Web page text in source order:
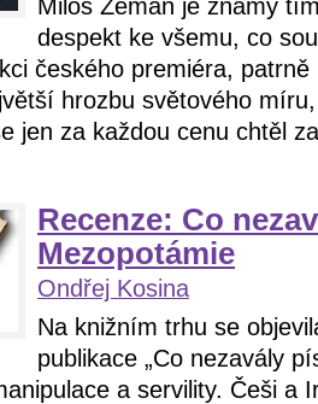
Miloš Zeman je známý
despekt ke všemu, co
českého premiéra,
hrozbu světového
jen za každou cenu chtěl
Recenze: Co
Mezopotámie
Ondřej Kosina
Na knižním trhu se
publikace „Co nezavály
a servility. Češi a